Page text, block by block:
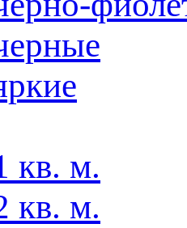
кв. м.
кв. м.